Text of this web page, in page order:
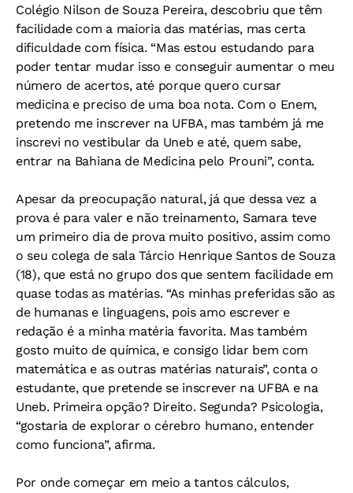
Colégio Nilson de Souza Pereira, descobriu que têm
facilidade com a maioria das matérias, mas certa
dificuldade com física. “Mas estou estudando para
poder tentar mudar isso e conseguir aumentar o meu
número de acertos, até porque quero cursar
medicina e preciso de uma boa nota. Com o Enem,
pretendo me inscrever na UFBA, mas também já me
inscrevi no vestibular da Uneb e até, quem sabe,
entrar na Bahiana de Medicina pelo Prouni”, conta.
Apesar da preocupação natural, já que dessa vez a
prova é para valer e não treinamento, Samara teve
um primeiro dia de prova muito positivo, assim como
o seu colega de sala Tárcio Henrique Santos de Souza
(18), que está no grupo dos que sentem facilidade em
quase todas as matérias. “As minhas preferidas são as
de humanas e linguagens, pois amo escrever e
redação é a minha matéria favorita. Mas também
gosto muito de química, e consigo lidar bem com
matemática e as outras matérias naturais”, conta o
estudante, que pretende se inscrever na UFBA e na
Uneb. Primeira opção? Direito. Segunda? Psicologia,
“gostaria de explorar o cérebro humano, entender
como funciona”, afirma.
Por onde começar em meio a tantos cálculos,